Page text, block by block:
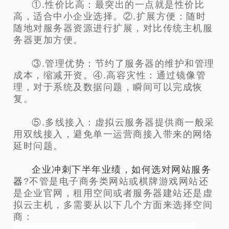
①.性价比高：最突出的一点就是性价比
高，适合中小企业选择。②.扩展方便：随时
随地对服务器资源进行扩展，对比传统主机服
务器更加方便。
③.管理优势：节约了服务器的维护和管理
成本，缩减开资。④.高容灾性：通过镜像管
理，对于系统及数据问题，瞬间可以完成恢
复。
⑤.多线接入：虚拟云服务器提供商一般采
用双线接入，避免单一运营商接入带来的网络
延时问题。
企业冲刺下半年业绩，如何选对网站服务
器 ?不管是电子商务类网站或棋牌游戏网站还
是企业官网，租用空间或者服务器建站还是虚
拟云主机，多需要从以下几个方面来选择空间
商：